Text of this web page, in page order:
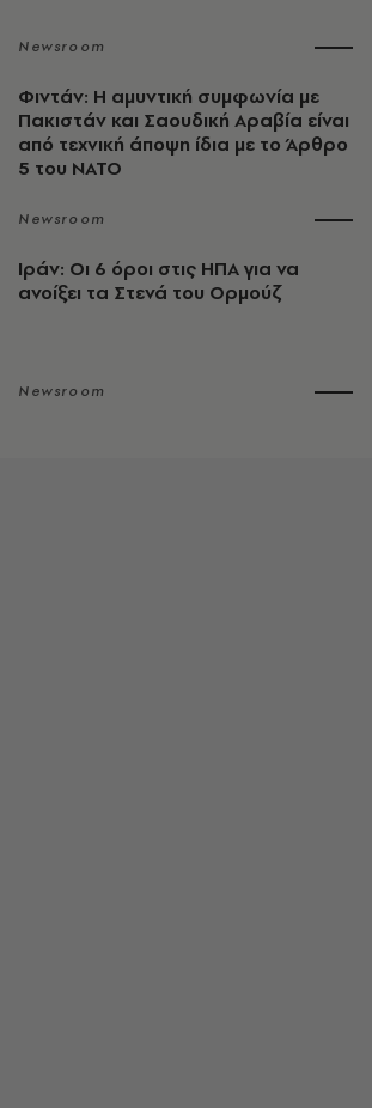
Newsroom
Φιντάν: Η αμυντική συμφωνία με
Πακιστάν και Σαουδική Αραβία είναι
από τεχνική άποψη ίδια με τo Άρθρο
5 του ΝΑΤΟ
Newsroom
Ιράν: Οι 6 όροι στις ΗΠΑ για να
ανοίξει τα Στενά του Ορμούζ
Newsroom